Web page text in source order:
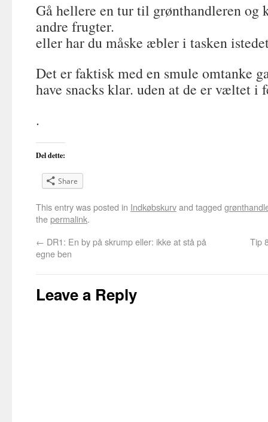
Gå hellere en tur til grønthandleren og
andre frugter.
eller har du måske æbler i tasken
Det er faktisk med en smule omtanke
have snacks klar. uden at de er væltet i
.
Del dette:
Share
This entry was posted in Indkøbskurvand tagged
thepermalink.
← DR1: En by på skrump eller: ikke at stå på
egne ben
Tip
Leave a Reply